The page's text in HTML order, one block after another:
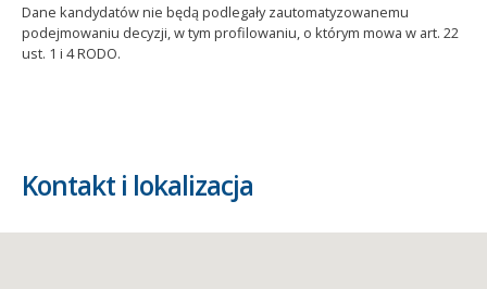
Dane kandydatów nie będą podlegały zautomatyzowanemu
podejmowaniu decyzji, w tym profilowaniu, o którym mowa w art. 22
ust. 1 i 4 RODO.
Kontakt i lokalizacja